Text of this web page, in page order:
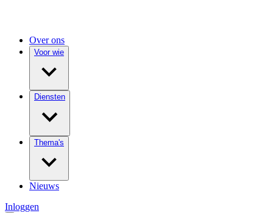
Over ons
Voor wie
Diensten
Thema's
Nieuws
Inloggen